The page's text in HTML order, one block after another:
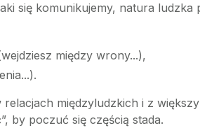
się komunikujemy, natura ludzka
między wrony...),
międzyludzkich i z
by poczuć się częścią stada.